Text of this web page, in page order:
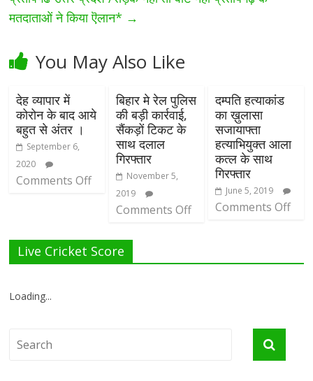
मतदाताओं ने किया ऎलान* →
You May Also Like
देह व्यापार में
कोरोन के बाद आये
बहुत से अंतर ।
September 6,
2020
Comments Off
बिहार मे रेल पुलिस
की बड़ी कार्रवाई,
सैंकड़ों टिकट के
साथ दलाल
गिरफ्तार
November 5,
2019
Comments Off
दम्पति हत्याकांड
का ख़ुलासा
सजायाफ्ता
हत्याभियुक्त आला
कत्ल के साथ
गिरफ्तार
June 5, 2019
Comments Off
Live Cricket Score
Loading...